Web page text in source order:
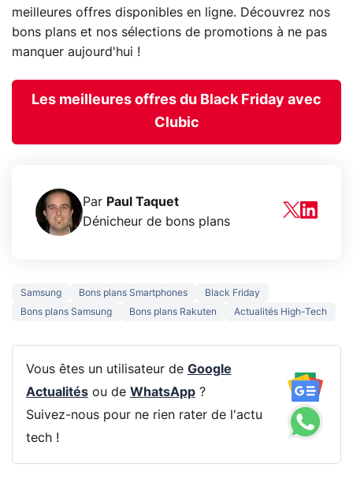
meilleures offres disponibles en ligne. Découvrez nos
bons plans et nos sélections de promotions à ne pas
manquer aujourd'hui !
Les meilleures offres du Black Friday avec
Clubic
Par Paul Taquet
Dénicheur de bons plans
Samsung Bons plans Smartphones
Black Friday
Bons plans Samsung
Bons plans Rakuten Actualités High-Tech
Vous êtes un utilisateur de Google
Actualitésou de WhatsApp?
Suivez-nous pour ne rien rater de l'actu
tech !